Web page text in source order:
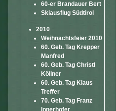
60-er Brandauer Bert
Skiausflug Südtirol
2010
Weihnachtsfeier 2010
60. Geb. Tag Krepper
Manfred
60. Geb. Tag Christl
Köllner
60. Geb. Tag Klaus
Treffer
70. Geb. Tag Franz
Innerhofer